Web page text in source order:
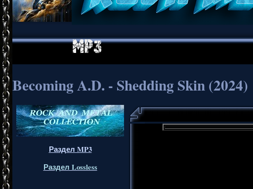
Becoming A.D. - Shedding Skin (2024)
Раздел MP3
Раздел Lossless